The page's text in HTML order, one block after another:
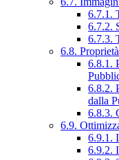
6.7.1.
6.7.2.
6.7.3.
6.8.
6.8.1.
6.8.2.
dalla
6.8.3.
6.9.
6.9.1.
6.9.2.